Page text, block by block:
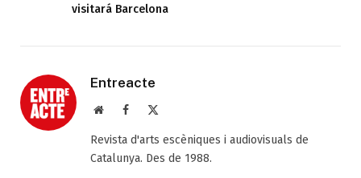
visitará Barcelona
Entreacte
Web Facebook
Revista d'arts escèniques i audiovisuals de
Catalunya. Des de 1988.